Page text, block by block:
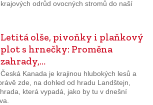
krajových odrůd ovocných stromů do naší
Letitá olše, pivoňky i plaňkový
plot s hrnečky: Proměna
zahrady,…
Česká Kanada je krajinou hlubokých lesů a
zde, na dohled od hradu Landštejn,
která vypadá, jako by tu v dnešní